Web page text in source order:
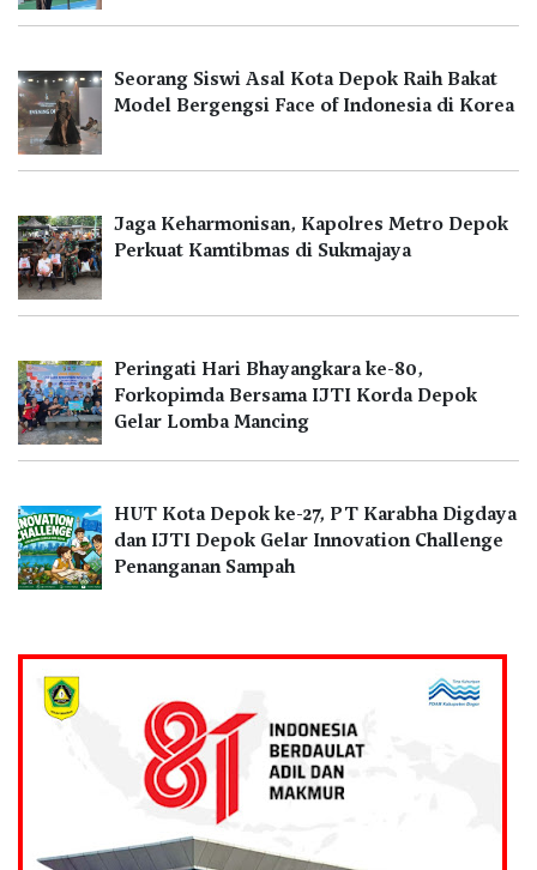
Seorang Siswi Asal Kota Depok Raih Bakat
Model Bergengsi Face of Indonesia di Korea
Jaga Keharmonisan, Kapolres Metro Depok
Perkuat Kamtibmas di Sukmajaya
Peringati Hari Bhayangkara ke-80,
Forkopimda Bersama IJTI Korda Depok
Gelar Lomba Mancing
HUT Kota Depok ke-27, PT Karabha Digdaya
dan IJTI Depok Gelar Innovation Challenge
Penanganan Sampah